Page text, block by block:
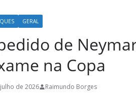
GERAL
de
na Copa
de 2026 Raimundo Borges